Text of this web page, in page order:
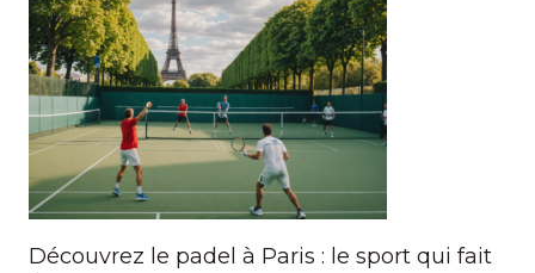
Découvrez le padel à Paris : le sport qui fait